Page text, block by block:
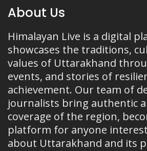
About Us
Himalayan Live is a digital
showcases the traditions,
values of Uttarakhand
events, and stories of
achievement. Our team of
journalists bring authentic
coverage of the region,
platform for anyone
about Uttarakhand and its